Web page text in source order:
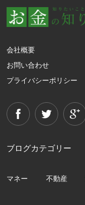
会社概要
お問い合わせ
プライバシーポリシー
ブログカテゴリー
マネー 不動産